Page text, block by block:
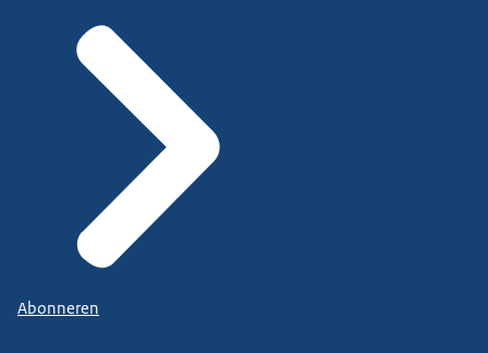
Abonneren